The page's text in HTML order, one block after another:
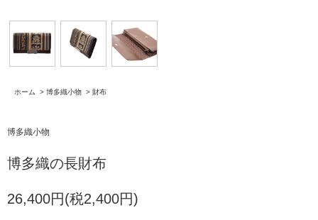
ホーム > 博多織小物 > 財布
博多織小物
博多織の長財布
26,400円(税2,400円)